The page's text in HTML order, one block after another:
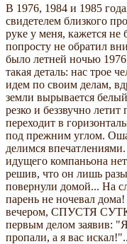
В 1976, 1984 и 1985
свидетелем близкого
руке у меня, кажется не
попросту не обратил
было летней ночью 1976
такая деталь: нас трое
идем по своим делам,
земли вырывается
резко и беззвучно
переходит в
под прежним углом.
делимся
идущего компаньона
решив, что он лишь
повернули домой... На
парень не ночевал
вечером, СПУСТЯ
первым делом заявив:
пропали, а я вас